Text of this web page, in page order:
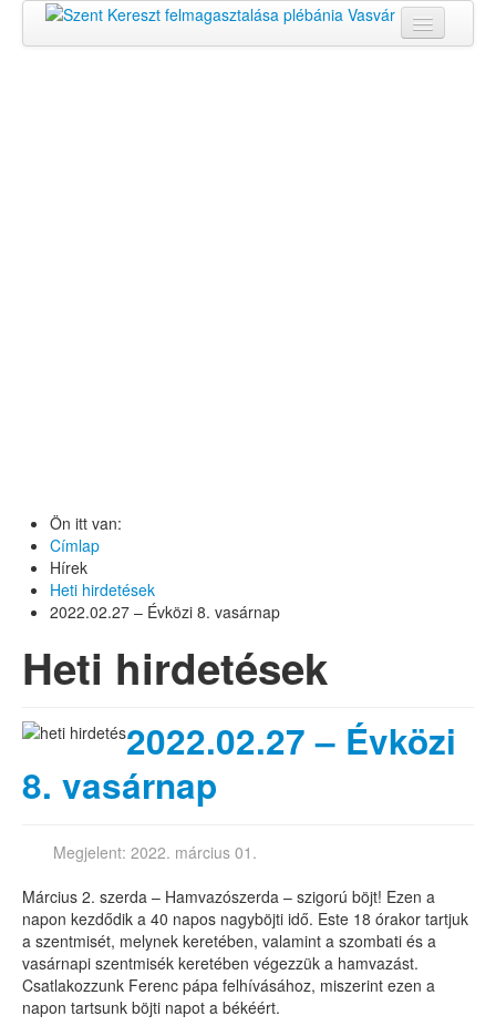
Ön itt van:
Címlap
Hírek
Heti hirdetések
2022.02.27 – Évközi 8. vasárnap
Heti hirdetések
2022.02.27 – Évközi
8. vasárnap
Megjelent: 2022. március 01.
Március 2. szerda – Hamvazószerda – szigorú böjt! Ezen a
napon kezdődik a 40 napos nagyböjti idő. Este 18 órakor tartjuk
a szentmisét, melynek keretében, valamint a szombati és a
vasárnapi szentmisék keretében végezzük a hamvazást.
Csatlakozzunk Ferenc pápa felhívásához, miszerint ezen a
napon tartsunk böjti napot a békéért.